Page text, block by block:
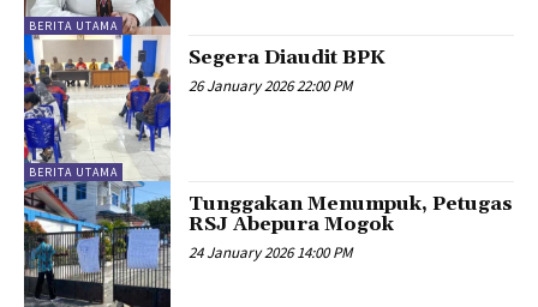
BERITA UTAMA
BERITA UTAMA
Segera Diaudit BPK
26 January 2026 22:00 PM
Tunggakan Menumpuk, Petugas
RSJ Abepura Mogok
24 January 2026 14:00 PM